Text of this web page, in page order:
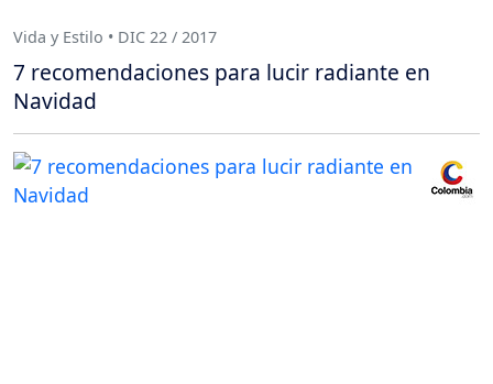
Vida y Estilo • DIC 22 / 2017
7 recomendaciones para lucir radiante en
Navidad